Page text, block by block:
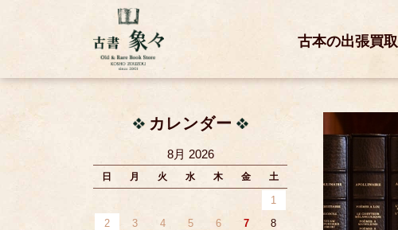
古本の出張買取
カレンダー
8月 2026
日 月 火 水 木 金 土
1
2
3 4 5 6 7
8